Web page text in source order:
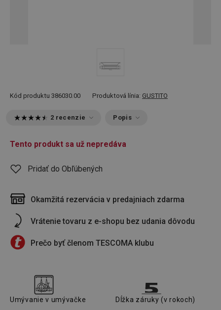
Kód produktu 386030.00 Produktová línia: GUSTITO
2 recenzie Popis
Tento produkt sa už nepredáva
Pridať do Obľúbených
Okamžitá rezervácia v predajniach zdarma
Vrátenie tovaru z e-shopu bez udania dôvodu
Prečo byť členom TESCOMA klubu
Umývanie v umývačke Dĺžka záruky (v rokoch)